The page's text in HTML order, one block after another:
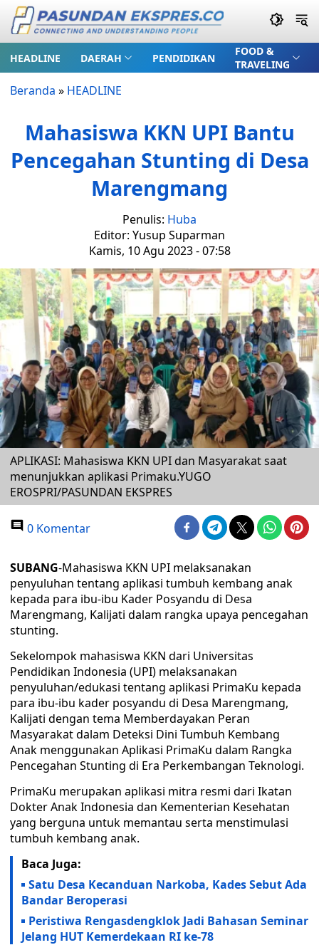
HEADLINE DAERAH PENDIDIKAN
FOOD &
TRAVELING
Beranda » HEADLINE
Mahasiswa KKN UPI Bantu
Pencegahan Stunting di Desa
Marengmang
Penulis: Huba
Editor: Yusup Suparman
Kamis, 10 Agu 2023 - 07:58
APLIKASI: Mahasiswa KKN UPI dan Masyarakat saat
menunjukkan aplikasi Primaku.YUGO
EROSPRI/PASUNDAN EKSPRES
0 Komentar
SUBANG-Mahasiswa KKN UPI melaksanakan
penyuluhan tentang aplikasi tumbuh kembang anak
kepada para ibu-ibu Kader Posyandu di Desa
Marengmang, Kalijati dalam rangka upaya pencegahan
stunting.
Sekelompok mahasiswa KKN dari Universitas
Pendidikan Indonesia (UPI) melaksanakan
penyuluhan/edukasi tentang aplikasi PrimaKu kepada
para ibu-ibu kader posyandu di Desa Marengmang,
Kalijati dengan tema Memberdayakan Peran
Masyarakat dalam Deteksi Dini Tumbuh Kembang
Anak menggunakan Aplikasi PrimaKu dalam Rangka
Pencegahan Stunting di Era Perkembangan Teknologi.
PrimaKu merupakan aplikasi mitra resmi dari Ikatan
Dokter Anak Indonesia dan Kementerian Kesehatan
yang berguna untuk memantau serta menstimulasi
tumbuh kembang anak.
Baca Juga:
Satu Desa Kecanduan Narkoba, Kades Sebut Ada
Bandar Beroperasi
Peristiwa Rengasdengklok Jadi Bahasan Seminar
Jelang HUT Kemerdekaan RI ke-78